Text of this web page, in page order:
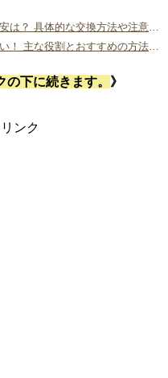
ウォシュレットを交換する目安は？ 具体的な交換方法や注意点を解説！
換気の必要性を詳しく知りたい！ 主な役割とおすすめの方法を解説！
下に続きます。 》
ンク